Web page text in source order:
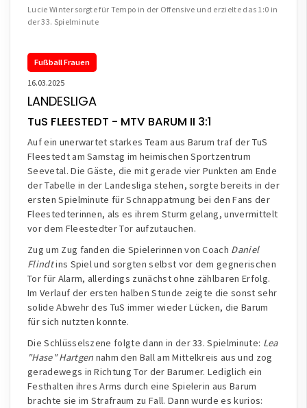
Lucie Winter sorgte für Tempo in der Offensive und erzielte das 1:0 in
der 33. Spielminute
Fußball Frauen
16.03.2025
LANDESLIGA
TuS FLEESTEDT - MTV BARUM II 3:1
Auf ein unerwartet starkes Team aus Barum traf der TuS
Fleestedt am Samstag im heimischen Sportzentrum
Seevetal. Die Gäste, die mit gerade vier Punkten am Ende
der Tabelle in der Landesliga stehen, sorgte bereits in der
ersten Spielminute für Schnappatmung bei den Fans der
Fleestedterinnen, als es ihrem Sturm gelang, unvermittelt
vor dem Fleestedter Tor aufzutauchen.
Zug um Zug fanden die Spielerinnen von Coach Daniel
Flindtins Spiel und sorgten selbst vor dem gegnerischen
Tor für Alarm, allerdings zunächst ohne zählbaren Erfolg.
Im Verlauf der ersten halben Stunde zeigte die sonst sehr
solide Abwehr des TuS immer wieder Lücken, die Barum
für sich nutzten konnte.
Die Schlüsselszene folgte dann in der 33. Spielminute: Lea
"Hase" Hartgen nahm den Ball am Mittelkreis aus und zog
geradewegs in Richtung Tor der Barumer. Lediglich ein
Festhalten ihres Arms durch eine Spielerin aus Barum
brachte sie im Strafraum zu Fall. Dann wurde es kurios: